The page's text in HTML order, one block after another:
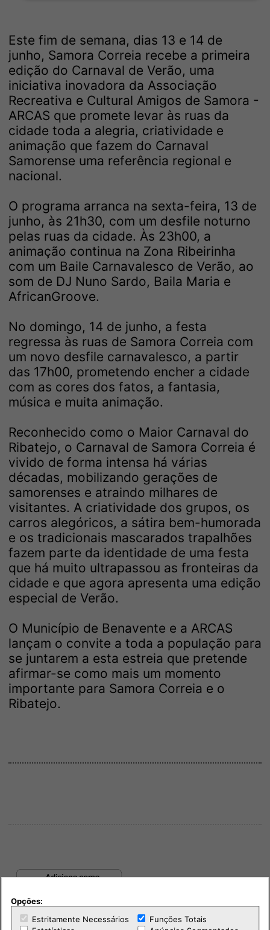
Este fim de semana, dias 13 e 14 de
junho, Samora Correia recebe a primeira
edição do Carnaval de Verão, uma
iniciativa inovadora da Associação
Recreativa e Cultural Amigos de Samora -
ARCAS que promete levar às ruas da
cidade toda a alegria, criatividade e
animação que fazem do Carnaval
Samorense uma referência regional e
nacional.
O programa arranca na sexta-feira, 13 de
junho, às 21h30, com um desfile noturno
pelas ruas da cidade. Às 23h00, a
animação continua na Zona Ribeirinha
com um Baile Carnavalesco de Verão, ao
som de DJ Nuno Sardo, Baila Maria e
AfricanGroove.
No domingo, 14 de junho, a festa
regressa às ruas de Samora Correia com
um novo desfile carnavalesco, a partir
das 17h00, prometendo encher a cidade
com as cores dos fatos, a fantasia,
música e muita animação.
Reconhecido como o Maior Carnaval do
Ribatejo, o Carnaval de Samora Correia é
vivido de forma intensa há várias
décadas, mobilizando gerações de
samorenses e atraindo milhares de
visitantes. A criatividade dos grupos, os
carros alegóricos, a sátira bem-humorada
e os tradicionais mascarados trapalhões
fazem parte da identidade de uma festa
que há muito ultrapassou as fronteiras da
cidade e que agora apresenta uma edição
especial de Verão.
O Município de Benavente e a ARCAS
lançam o convite a toda a população para
se juntarem a esta estreia que pretende
afirmar-se como mais um momento
importante para Samora Correia e o
Ribatejo.
Opções:
Estritamente Necessários
Funções Totais